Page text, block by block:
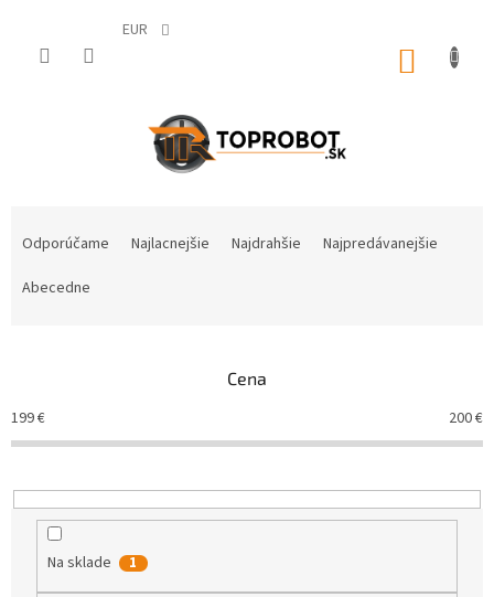
EUR
r
o
u
k
Odporúčame Najlacnejšie Najdrahšie
Najpredávanejšie
Abecedne
Cena
199€ 200€
Na sklade 1